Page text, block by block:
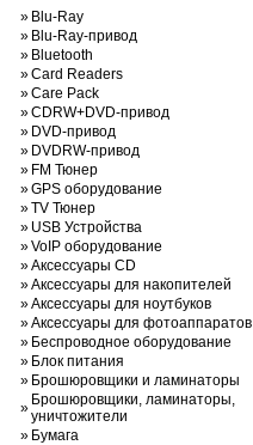
» Blu-Ray
» Blu-Ray-привод
» Bluetooth
»Card Readers
»Care Pack
»CDRW+DVD-привод
» DVD-привод
» DVDRW-привод
» FM Тюнер
»GPS оборудование
»TV Тюнер
» USB Устройства
»VoIP оборудование
»Аксессуары CD
»Аксессуары для накопителей
»Аксессуары для ноутбуков
»Аксессуары для фотоаппаратов
» Беспроводное оборудование
» Блок питания
» Брошюровщики и ламинаторы
» Брошюровщики, ламинаторы,
уничтожители
» Бумага